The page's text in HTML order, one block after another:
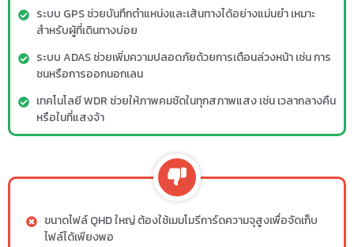
ระบบ GPS ช่วยบันทึกตำแหน่งและเส้นทางได้อย่างแม่นยำ เหมาะ
สำหรับผู้ที่เดินทางบ่อย
ระบบ ADAS ช่วยเพิ่มความปลอดภัยด้วยการเตือนล่วงหน้า เช่น การ
ชนหรือการออกนอกเลน
เทคโนโลยี WDR ช่วยให้ภาพคมชัดในทุกสภาพแสง เช่น เวลากลางคืน
หรือในที่แสงจ้า
ขนาดไฟล์ QHD ใหญ่ ต้องใช้เมมโมรีการ์ดความจุสูงเพื่อจัดเก็บ
ไฟล์ได้เพียงพอ